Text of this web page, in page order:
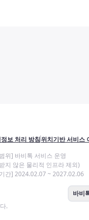
보 처리 방침위치기반 서비스
위] 바비톡 서비스 운영
지 않은 물리적 인프라 제외)
간] 2024.02.07 ~ 2027.02.06
바비
.